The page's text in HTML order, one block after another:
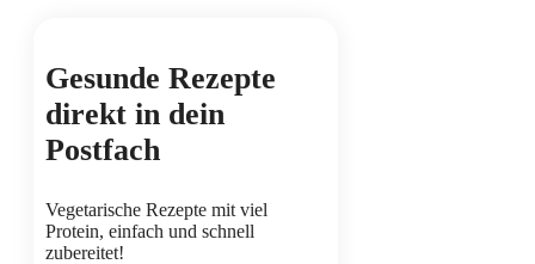
Gesunde Rezepte
direkt in dein
Postfach
Vegetarische Rezepte mit viel
Protein, einfach und schnell
zubereitet!